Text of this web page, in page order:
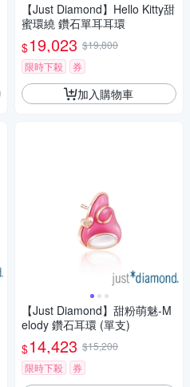
【Just Diamond】Hello Kitty甜
蜜環繞 鑽石單耳耳環
$19,023 $19,800
限時下殺
券
加入購物車
【Just Diamond】甜粉萌魅-M
elody 鑽石耳環 (單支)
$14,423 $15,200
限時下殺
券